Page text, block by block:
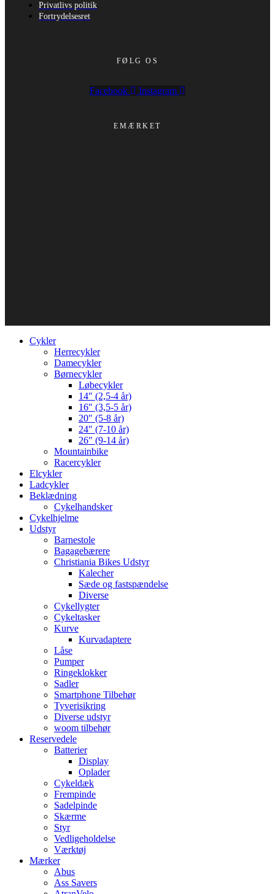
Privatlivs politik
Fortrydelsesret
FØLG OS
Facebook Instagram
EMÆRKET
Cykler
Herrecykler
Damecykler
Børnecykler
Løbecykler
14″ (2,5-4 år)
16″ (3,5-5 år)
20″ (5-8 år)
24″ (7-10 år)
26″ (9-14 år)
Mountainbike
Racercykler
Elcykler
Ladcykler
Beklædning
Cykelhandsker
Cykelhjelme
Udstyr
Barnestole
Bagagebærere
Christiania Bikes Udstyr
Kalecher
Sæde og fastspændelse
Diverse
Cykellygter
Cykeltasker
Kurve
Kurvadaptere
Låse
Pumper
Ringeklokker
Sadler
Smartphone Tilbehør
Tyverisikring
Diverse udstyr
woom tilbehør
Reservedele
Batterier
Display
Oplader
Cykeldæk
Frempinde
Sadelpinde
Skærme
Styr
Vedligeholdelse
Værktøj
Mærker
Abus
Ass Savers